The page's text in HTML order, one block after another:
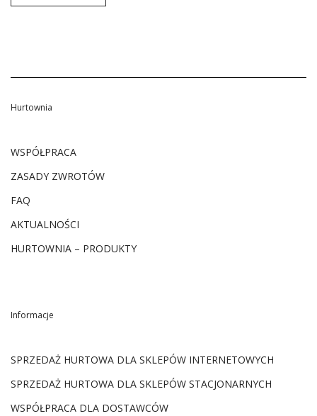
Hurtownia
WSPÓŁPRACA
ZASADY ZWROTÓW
FAQ
AKTUALNOŚCI
HURTOWNIA – PRODUKTY
Informacje
SPRZEDAŻ HURTOWA DLA SKLEPÓW INTERNETOWYCH
SPRZEDAŻ HURTOWA DLA SKLEPÓW STACJONARNYCH
WSPÓŁPRACA DLA DOSTAWCÓW